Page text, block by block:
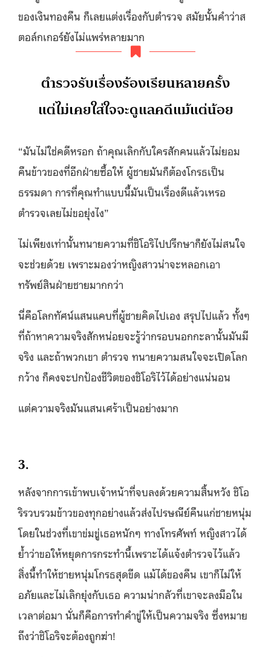
ของเงินทองคืน ก็เลยแต่งเรื่องกับตำรวจ สมัยนั้นคำว่าส
ตอล์กเกอร์ยังไม่แพร่หลายมาก
ตำรวจรับเรื่องร้องเรียนหลายครั้ง
แต่ไม่เคยใส่ใจจะดูแลคดีแม้แต่น้อย
“มันไม่ใช่คดีหรอก ถ้าคุณเลิกกับใครสักคนแล้วไม่ยอม
คืนข้าวของที่อีกฝ่ายซื้อให้ ผู้ชายมันก็ต้องโกรธเป็น
ธรรมดา การที่คุณทำแบบนี้มันเป็นเรื่องดีแล้วเหรอ
ตำรวจเลยไม่ขอยุ่งไง”
ไม่เพียงเท่านั้นทนายความที่ชิโอริไปปรึกษาก็ยังไม่สนใจ
จะช่วยด้วย เพราะมองว่าหญิงสาวน่าจะหลอกเอา
ทรัพย์สินฝ่ายชายมากกว่า
นี่คือโลกทัศน์แสนแคบที่ผู้ชายคิดไปเอง สรุปไปแล้ว ทั้งๆ
ที่ถ้าหาความจริงสักหน่อยจะรู้ว่ากรอบนอกกะลานั้นมันมี
จริง และถ้าพวกเขา ตำรวจ ทนายความสนใจจะเปิดโลก
กว้าง ก็คงจะปกป้องชีวิตของชิโอริไว้ได้อย่างแน่นอน
แต่ความจริงมันแสนเศร้าเป็นอย่างมาก
3.
หลังจากการเข้าพบเจ้าหน้าที่จบลงด้วยความสิ้นหวัง ชิโอ
ริรวบรวมข้าวของทุกอย่างแล้วส่งไปรษณีย์คืนแก่ชายหนุ่ม
โดยในช่วงที่เขาข่มขู่เธอหนักๆ ทางโทรศัพท์ หญิงสาวได้
ย้ำว่าขอให้หยุดการกระทำนี้เพราะได้แจ้งตำรวจไว้แล้ว
สิ่งนี้ทำให้ชายหนุ่มโกรธสุดขีด แม้ได้ของคืน เขาก็ไม่ให้
อภัยและไม่เลิกยุ่งกับเธอ ความน่ากลัวที่เขาจะลงมือใน
เวลาต่อมา นั่นก็คือการทำคำขู่ให้เป็นความจริง ซึ่งหมาย
ถึงว่าชิโอริจะต้องถูกฆ่า!